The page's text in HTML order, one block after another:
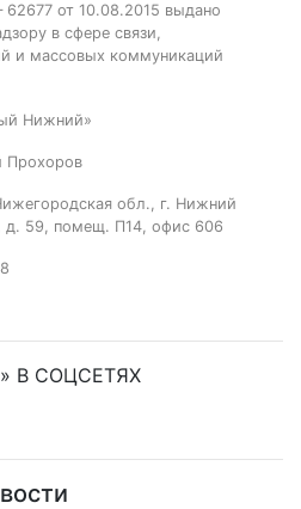
от 10.08.2015 выдано
в сфере связи,
и массовых коммуникаций
Нижний»
Прохоров
обл., г. Нижний
д. 59, помещ. П14, офис 606
В СОЦСЕТЯХ